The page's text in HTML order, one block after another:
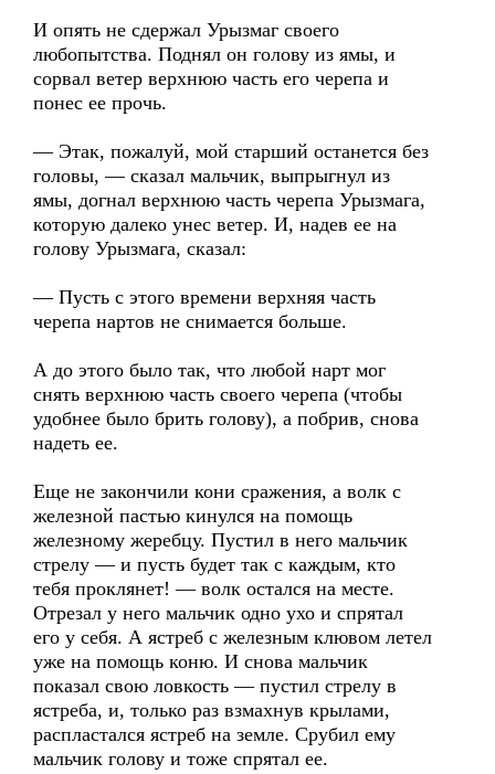
И опять не сдержал Урызмаг своего
любопытства. Поднял он голову из ямы, и
сорвал ветер верхнюю часть его черепа и
понес ее прочь.
— Этак, пожалуй, мой старший останется без
головы, — сказал мальчик, выпрыгнул из
ямы, догнал верхнюю часть черепа Урызмага,
которую далеко унес ветер. И, надев ее на
голову Урызмага, сказал:
— Пусть с этого времени верхняя часть
черепа нартов не снимается больше.
А до этого было так, что любой нарт мог
снять верхнюю часть своего черепа (чтобы
удобнее было брить голову), а побрив, снова
надеть ее.
Еще не закончили кони сражения, а волк с
железной пастью кинулся на помощь
железному жеребцу. Пустил в него мальчик
стрелу — и пусть будет так с каждым, кто
тебя проклянет! — волк остался на месте.
Отрезал у него мальчик одно ухо и спрятал
его у себя. А ястреб с железным клювом летел
уже на помощь коню. И снова мальчик
показал свою ловкость — пустил стрелу в
ястреба, и, только раз взмахнув крылами,
распластался ястреб на земле. Срубил ему
мальчик голову и тоже спрятал ее.